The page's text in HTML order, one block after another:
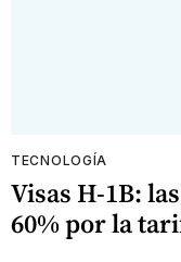
TECNOLOGÍA
Visas H-1B:
60% por la